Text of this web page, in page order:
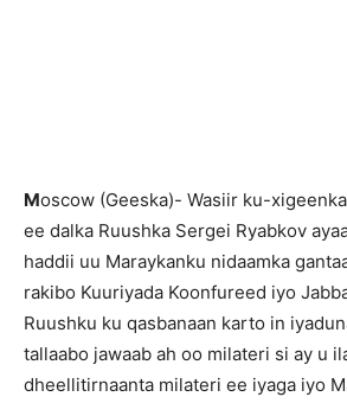
Moscow (Geeska)- Wasiir ku-
ee dalka Ruushka Sergei Ryabkov
haddii uu Maraykanku nidaamka
rakibo Kuuriyada Koonfureed iyo
Ruushku ku qasbanaan karto in
tallaabo jawaab ah oo milateri si ay u
dheellitirnaanta milateri ee iyaga iyo